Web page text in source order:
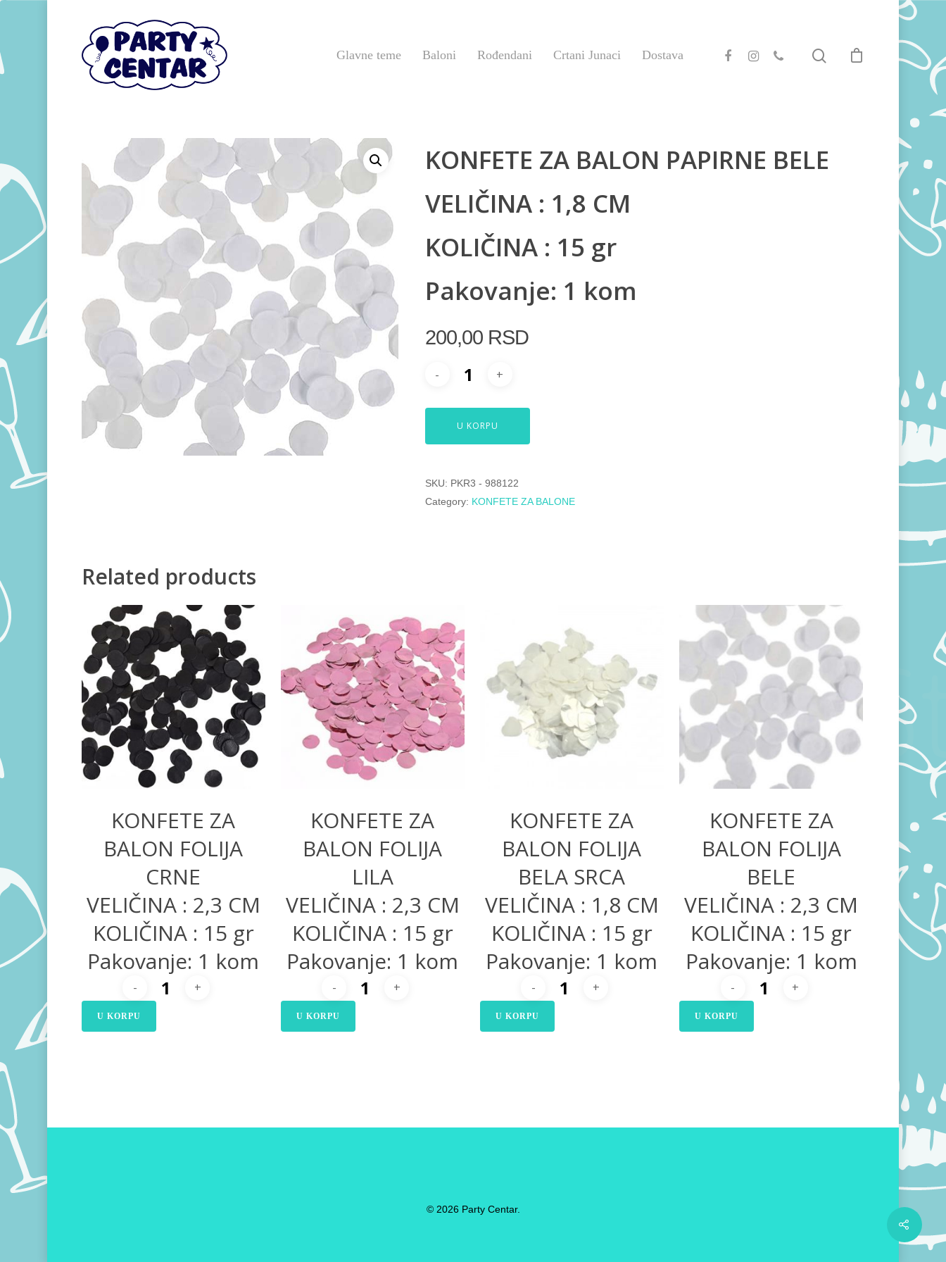
Hit enter to search or ESC to close
Glavne teme Baloni Rođendani Crtani Junaci Dostava
KONFETE ZA BALON PAPIRNE BELE
VELIČINA : 1,8 CM
KOLIČINA : 15 gr
Pakovanje: 1 kom
200,00 RSD
U KORPU
SKU: PKR3 - 988122
Category: KONFETE ZA BALONE
Related products
200,00RSD
KONFETE ZA
BALON FOLIJA
CRNE
VELIČINA : 2,3 CM
KOLIČINA : 15 gr
Pakovanje: 1 kom
U KORPU
200,00RSD
KONFETE ZA
BALON FOLIJA
LILA
VELIČINA : 2,3 CM
KOLIČINA : 15 gr
Pakovanje: 1 kom
U KORPU
250,00 RSD
KONFETE ZA
BALON FOLIJA
BELA SRCA
VELIČINA : 1,8 CM
KOLIČINA : 15 gr
Pakovanje: 1 kom
U KORPU
200,00 RSD
KONFETE ZA
BALON FOLIJA
BELE
VELIČINA : 2,3 CM
KOLIČINA : 15 gr
Pakovanje: 1 kom
U KORPU
© 2026 Party Centar.